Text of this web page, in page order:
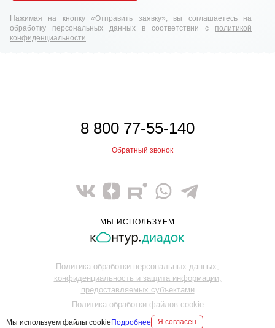
Нажимая на кнопку «Отправить заявку», вы соглашаетесь на
обработку персональных данных в соответствии с политикой
конфиденциальности.
8 800 77-55-140
Обратный звонок
МЫ ИСПОЛЬЗУЕМ
Политика обработки персональных данных,
конфиденциальность и защита информации,
предоставляемых субъектами
Политика обработки файлов cookie
Мы используем файлы cookieПодробнее Я согласен